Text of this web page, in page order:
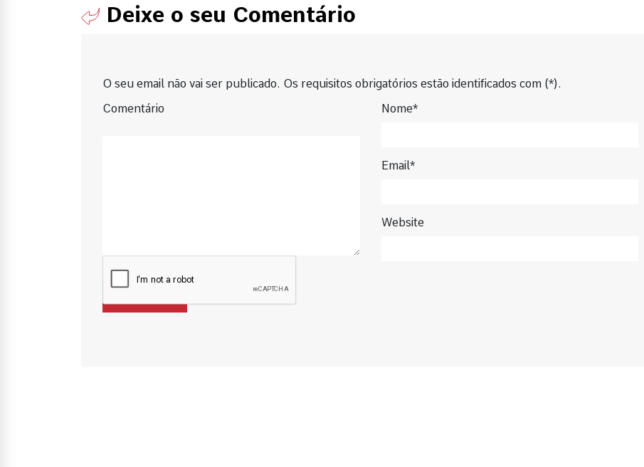
Deixe o seu Comentário
O seu email não vai ser publicado. Os requisitos obrigatórios estão identificados com (*).
Comentário
Nome*
Email*
Website